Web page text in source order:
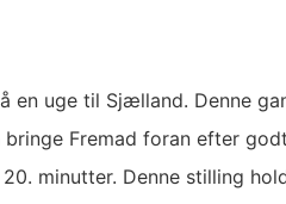
en uge til Sjælland. Denne
Fremad foran efter
minutter. Denne stilling